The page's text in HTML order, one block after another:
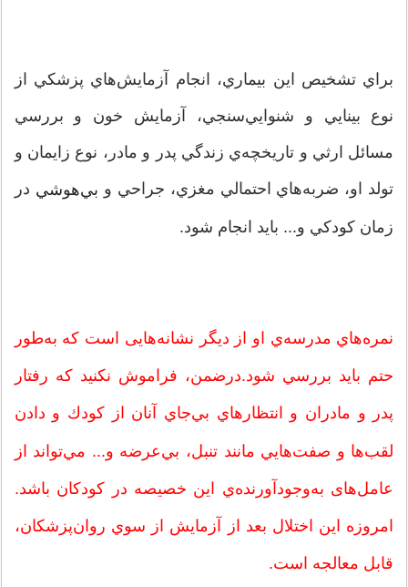
براي تشخيص اين بيماري، انجام آزمايش‌هاي پزشكي از
نوع بينايي و شنوايي‌سنجي، آزمايش خون و بررسي
مسائل ارثي و تاريخچه‌ي زندگي پدر‌ و ‌مادر، نوع زايمان و
تولد او، ضربه‌هاي احتمالي مغزي، جراحي و بي‌هوشي در
زمان کودکي و... بايد انجام شود.
نمره‌هاي مدرسه‌ي او از ديگر نشانه‌هایی است كه به‌طور
حتم بايد بررسي شود.درضمن، فراموش نكنيد كه رفتار
پدر و مادران و انتظارهاي بي‌جاي آنان از كودك و دادن
لقب‌ها و صفت‌هايي مانند تنبل، بي‌عرضه و... ‌مي‌تواند از
عامل‌های به‌وجودآورنده‌ي اين خصيصه در كودكان باشد.
امروزه اين اختلال بعد از آزمايش از سوي روان‌پزشكان،
قابل معالجه است.